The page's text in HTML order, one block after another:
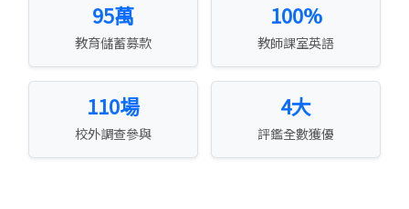
95萬
教育儲蓄募款
100%
教師課室英語
110場
校外調查參與
4大
評鑑全數獲優